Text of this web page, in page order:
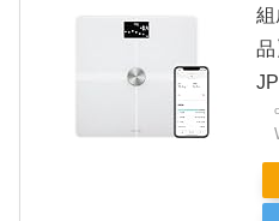
組
品
JP